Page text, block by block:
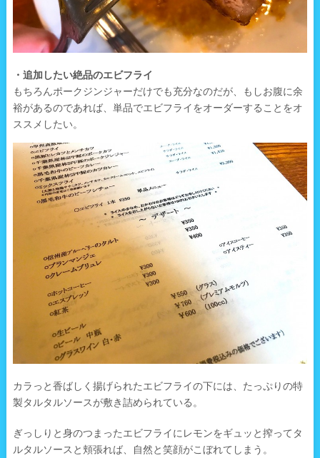
・追加したい絶品のエビフライ
もちろんポークジンジャーだけでも充分なのだが、もしお腹に余
裕があるのであれば、単品でエビフライをオーダーすることをオ
ススメしたい。
カラっと香ばしく揚げられたエビフライの下には、たっぷりの特
製タルタルソースが敷き詰められている。
ぎっしりと身のつまったエビフライにレモンをギュッと搾ってタ
ルタルソースと頬張れば、自然と笑顔がこぼれてしまう。